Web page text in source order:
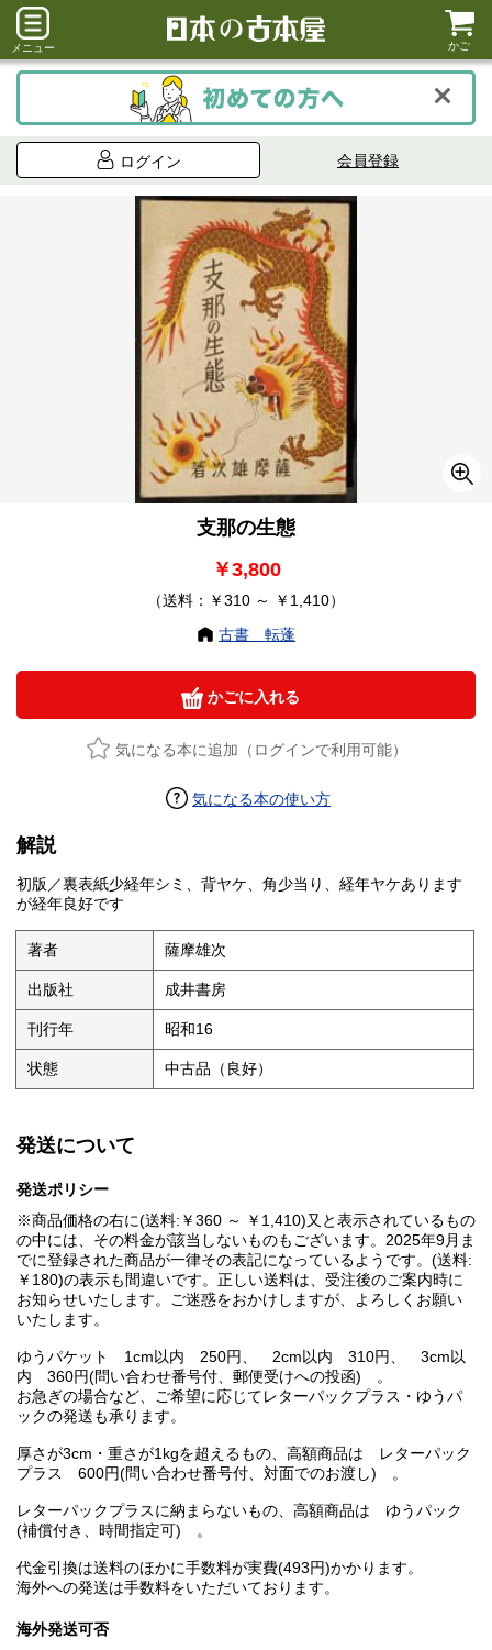
メニュー かご
ログイン 会員登録
支那の生態
￥3,800
（送料：￥310 ～ ￥1,410）
古書 転蓬
かごに入れる
気になる本に追加（ログインで利用可能）
気になる本の使い方
解説
初版／裏表紙少経年シミ、背ヤケ、角少当り、経年ヤケあります
が経年良好です
著者 薩摩雄次
出版社 成井書房
刊行年 昭和16
状態 中古品（良好）
発送について
発送ポリシー
※商品価格の右に(送料:￥360 ～ ￥1,410)又と表示されているもの
の中には、その料金が該当しないものもございます。2025年9月ま
でに登録された商品が一律その表記になっているようです。(送料:
￥180)の表示も間違いです。正しい送料は、受注後のご案内時に
お知らせいたします。ご迷惑をおかけしますが、よろしくお願い
いたします。
ゆうパケット 1cm以内 250円、 2cm以内 310円、 3cm以
内 360円(問い合わせ番号付、郵便受けへの投函) 。
お急ぎの場合など、ご希望に応じてレターパックプラス・ゆうパ
ックの発送も承ります。
厚さが3cm・重さが1kgを超えるもの、高額商品は レターパック
プラス 600円(問い合わせ番号付、対面でのお渡し) 。
レターパックプラスに納まらないもの、高額商品は ゆうパック
(補償付き、時間指定可) 。
代金引換は送料のほかに手数料が実費(493円)かかります。
海外への発送は手数料をいただいております。
海外発送可否